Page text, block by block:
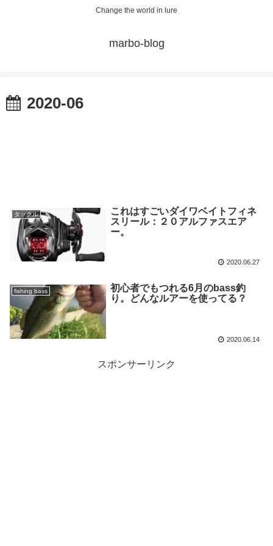
Change the world in lure
marbo-blog
2020-06
タックル
これはすごいダイワベイトフィネ
スリール：２０アルファスエア
ー。
2020.06.27
fishing bass
初心者でもつれる6月のbass釣
り。どんなルアーを使ってる？
2020.06.14
スポンサーリンク